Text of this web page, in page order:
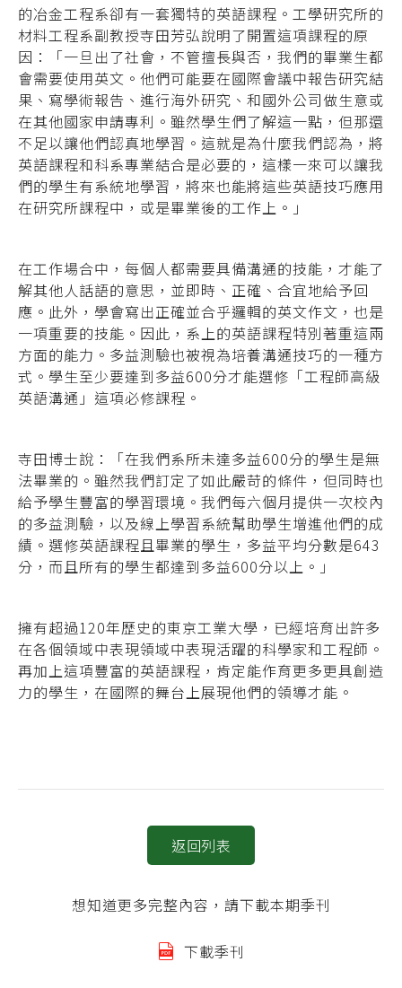
的冶金工程系卻有一套獨特的英語課程。工學研究所的
材料工程系副教授寺田芳弘說明了開置這項課程的原
因：「一旦出了社會，不管擅長與否，我們的畢業生都
會需要使用英文。他們可能要在國際會議中報告研究結
果、寫學術報告、進行海外研究、和國外公司做生意或
在其他國家申請專利。雖然學生們了解這一點，但那還
不足以讓他們認真地學習。這就是為什麼我們認為，將
英語課程和科系專業結合是必要的，這樣一來可以讓我
們的學生有系統地學習，將來也能將這些英語技巧應用
在研究所課程中，或是畢業後的工作上。」
在工作場合中，每個人都需要具備溝通的技能，才能了
解其他人話語的意思，並即時、正確、合宜地給予回
應。此外，學會寫出正確並合乎邏輯的英文作文，也是
一項重要的技能。因此，系上的英語課程特別著重這兩
方面的能力。多益測驗也被視為培養溝通技巧的一種方
式。學生至少要達到多益600分才能選修「工程師高級
英語溝通」這項必修課程。
寺田博士說：「在我們系所未達多益600分的學生是無
法畢業的。雖然我們訂定了如此嚴苛的條件，但同時也
給予學生豐富的學習環境。我們每六個月提供一次校內
的多益測驗，以及線上學習系統幫助學生增進他們的成
績。選修英語課程且畢業的學生，多益平均分數是643
分，而且所有的學生都達到多益600分以上。」
擁有超過120年歷史的東京工業大學，已經培育出許多
在各個領域中表現領域中表現活躍的科學家和工程師。
再加上這項豐富的英語課程，肯定能作育更多更具創造
力的學生，在國際的舞台上展現他們的領導才能。
返回列表
想知道更多完整內容，請下載本期季刊
下載季刊